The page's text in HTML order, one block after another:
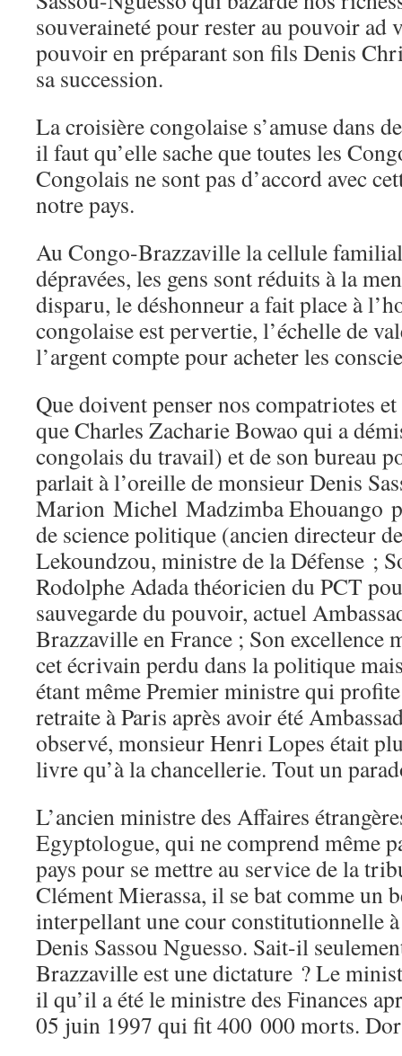
souveraineté pour rester au pouvoir ad
pouvoir en préparant son fils Denis
sa succession.
La croisière congolaise s’amuse dans
il faut qu’elle sache que toutes les
Congolais ne sont pas d’accord avec
notre pays.
Au Congo-Brazzaville la cellule
dépravées, les gens sont réduits à la
disparu, le déshonneur a fait place à
congolaise est pervertie, l’échelle de
l’argent compte pour acheter les
Que doivent penser nos compatriotes
que Charles Zacharie Bowao qui a
congolais du travail) et de son bureau
parlait à l’oreille de monsieur Denis
Marion Michel Madzimba Ehouango
de science politique (ancien directeur
Lekoundzou, ministre de la Défense ;
Rodolphe Adada théoricien du PCT
sauvegarde du pouvoir, actuel
Brazzaville en France ; Son excellence
cet écrivain perdu dans la politique
étant même Premier ministre qui profite
retraite à Paris après avoir été
observé, monsieur Henri Lopes était
livre qu’à la chancellerie. Tout un
L’ancien ministre des Affaires
Egyptologue, qui ne comprend même
pays pour se mettre au service de la
Clément Mierassa, il se bat comme un
interpellant une cour constitutionnelle
Denis Sassou Nguesso. Sait-il
Brazzaville est une dictature ? Le
il qu’il a été le ministre des Finances
05 juin 1997 qui fit 400 000 morts.